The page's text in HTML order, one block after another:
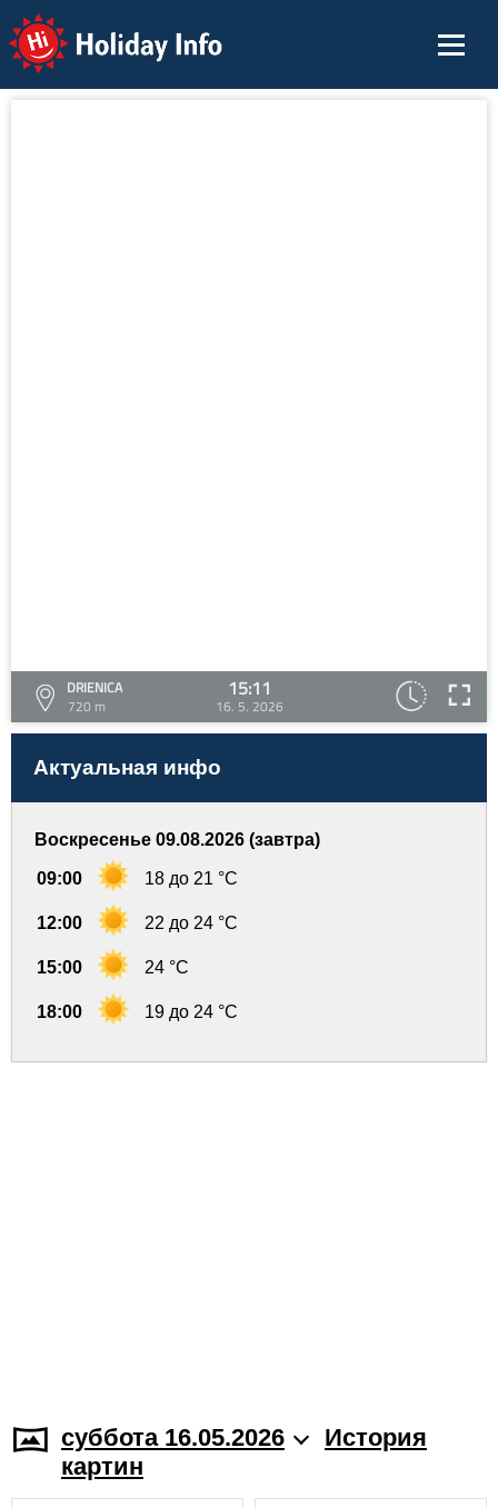
Holiday Info
DRIENICA
720 m
15:11
16. 5. 2026
Актуальная инфо
Воскресенье 09.08.2026 (завтра)
09:00 18 до 21 °C
12:00 22 до 24 °C
15:00 24 °C
18:00 19 до 24 °C
суббота 16.05.2026
История
картин